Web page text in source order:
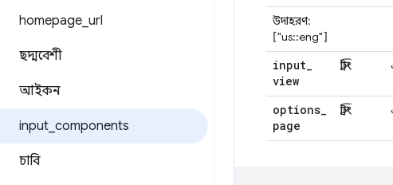
homepage url
ছদ্মবেশী
আইকন
input components
চাবি
উদাহরণ:
["us::eng"]
input_
view
স্ট্রিং
options_
page
স্ট্রিং